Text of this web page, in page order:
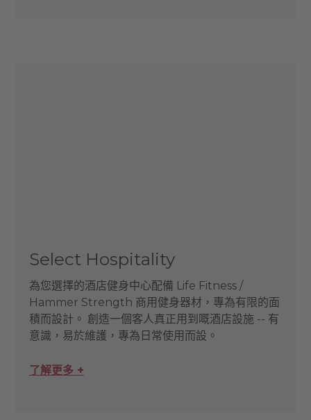
Select Hospitality
為您選擇的酒店健身中心配備 Life Fitness /
Hammer Strength 商用健身器材，專為有限的面
積而設計。 創造一個客人真正用到嘅酒店設施 -- 有
意識，易於維護，專為日常使用而設。
了解更多 +